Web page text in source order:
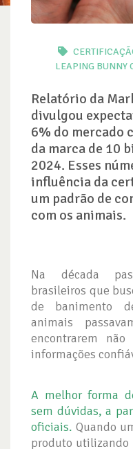
LEAPING BUNNY
Relatório da
divulgou
6% do mercado
da marca de 10
2024. Esses
influência da
um padrão de
com os animais.
Na década
brasileiros que
de banimento
animais
encontrarem
informações
A melhor forma
sem dúvidas, a
oficiais. Quando
produto utilizando